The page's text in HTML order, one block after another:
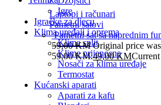
Igre
Igračke za djecu
Klima uređaji i oprema
Klima split
Klime prijenosna
Nosači za klima uređaje
Termostat
Kućanski aparati
Aparati za kafu
Laptopi i računari
Pametni satovi
Pametni sat sa naprednim
59,00KM Original price
59,00 KM.49,00KM